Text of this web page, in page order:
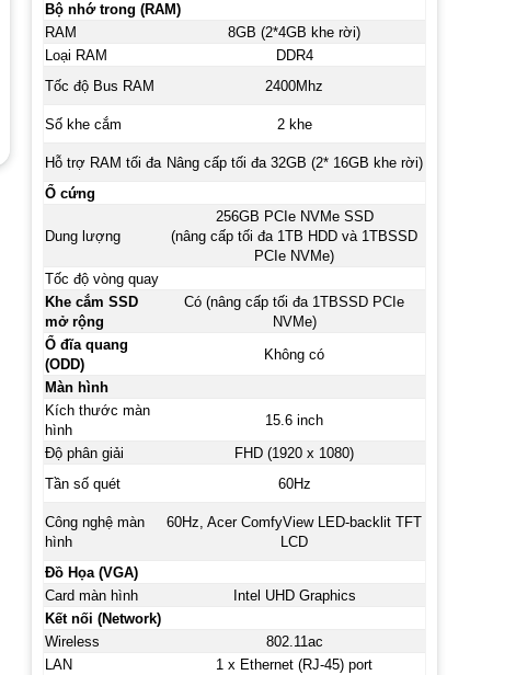
Bộ nhớ trong (RAM)
RAM
8GB (2*4GB khe rời)
Loại RAM
DDR4
Tốc độ Bus RAM
2400Mhz
Số khe cắm 2 khe
Hỗ trợ RAM tối đa Nâng cấp tối đa 32GB (2* 16GB khe rời)
Ổ cứng
Dung lượng
256GB PCIe NVMe SSD
(nâng cấp tối đa 1TB HDD và 1TBSSD
PCIe NVMe)
Tốc độ vòng quay
Khe cắm SSD
mở rộng
Có (nâng cấp tối đa 1TBSSD PCIe
NVMe)
Ổ đĩa quang
(ODD)
Không có
Màn hình
Kích thước màn
hình
15.6 inch
Độ phân giải
FHD (1920 x 1080)
Tần số quét
60Hz
Công nghệ màn
hình
60Hz, Acer ComfyView LED-backlit TFT
LCD
Đồ Họa (VGA)
Card màn hình
Intel UHD Graphics
Kết nối (Network)
Wireless
802.11ac
LAN
1 x Ethernet (RJ-45) port